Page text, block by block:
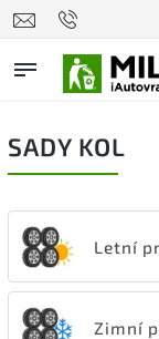
SADY KOL
Letní
Zimní